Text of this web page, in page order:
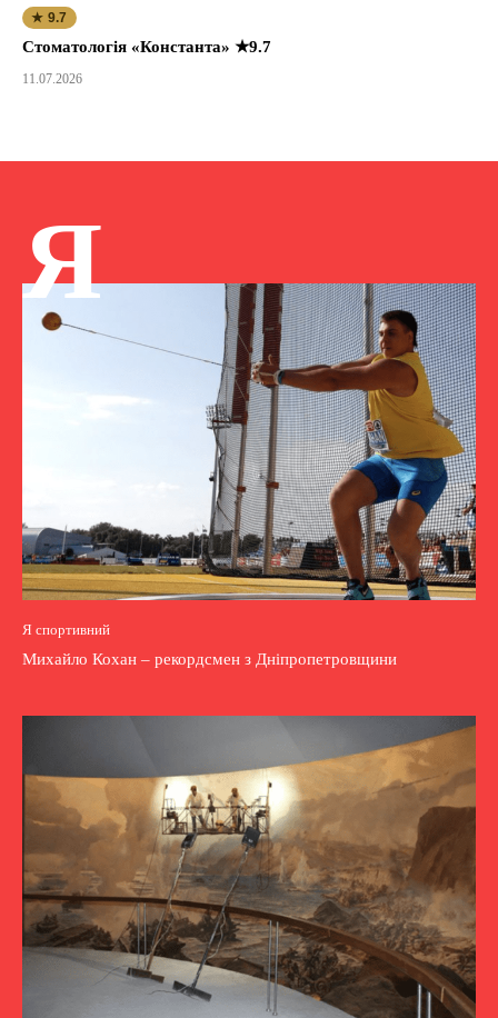
★ 9.7
Стоматологія «Константа» ★9.7
11.07.2026
Я
Я спортивний
Михайло Кохан – рекордсмен з Дніпропетровщини